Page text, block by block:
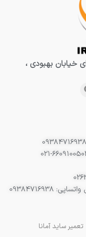
خیابان بهبودی ،
021-66091005
09384716938
تعمیر ساید آمانا